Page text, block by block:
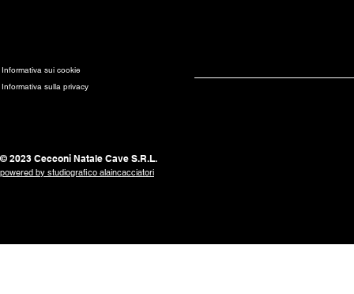
Informativa sui cookie
Informativa sulla privacy
© 2023 Cecconi Natale Cave S.R.L.
powered by studiografico alaincacciatori